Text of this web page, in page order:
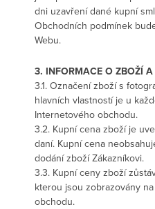
dni uzavření dané kupní
Obchodních podmínek
Webu.
3. INFORMACE O ZBOŽÍ
3.1. Označení zboží s
hlavních vlastností je u
Internetového obchodu.
3.2. Kupní cena zboží je
daní. Kupní cena
dodání zboží Zákazníkovi.
3.3. Kupní ceny zboží
kterou jsou zobrazovány
obchodu.